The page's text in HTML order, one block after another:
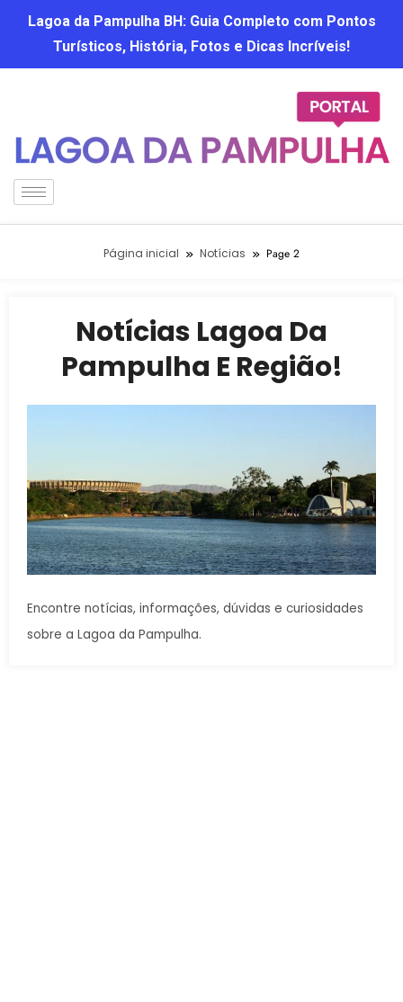
Lagoa da Pampulha BH: Guia Completo com Pontos
Turísticos, História, Fotos e Dicas Incríveis!
Página inicial Notícias Page 2
Notícias Lagoa Da
Pampulha E Região!
Encontre notícias, informações, dúvidas e curiosidades
sobre a Lagoa da Pampulha.